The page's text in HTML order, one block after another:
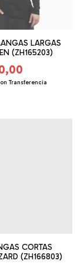
LARGAS
(ZH165203)
Transferencia
CORTAS
(ZH166803)